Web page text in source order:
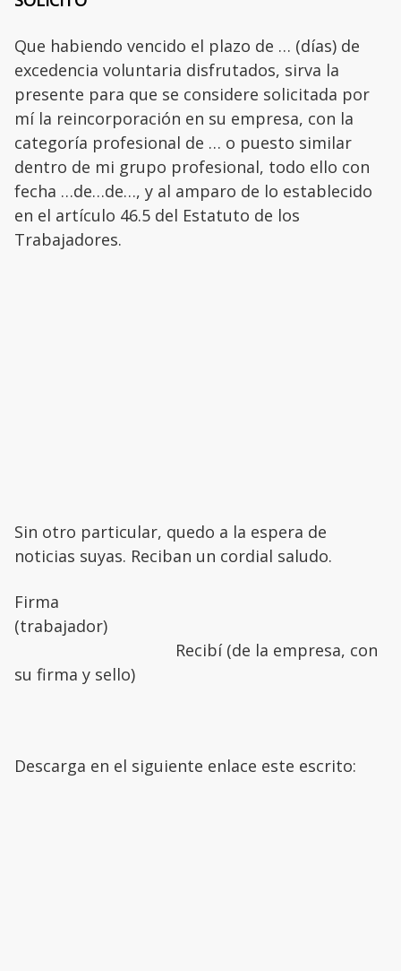
Que habiendo vencido el plazo de … (días) de
excedencia voluntaria disfrutados, sirva la
presente para que se considere solicitada por
mí la reincorporación en su empresa, con la
categoría profesional de … o puesto similar
dentro de mi grupo profesional, todo ello con
fecha …de…de…, y al amparo de lo establecido
en el artículo 46.5 del Estatuto de los
Trabajadores.
Sin otro particular, quedo a la espera de
noticias suyas. Reciban un cordial saludo.
Firma
(trabajador)
Recibí (de la empresa, con
su firma y sello)
Descarga en el siguiente enlace este escrito: